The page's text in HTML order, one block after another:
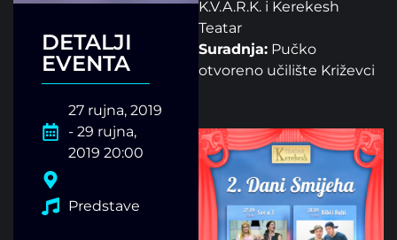
K.V.A.R.K. i Kerekesh
Teatar
Suradnja: Pučko
otvoreno učilište Križevci
DETALJI
EVENTA
27 rujna, 2019
- 29 rujna,
2019 20:00
Predstave